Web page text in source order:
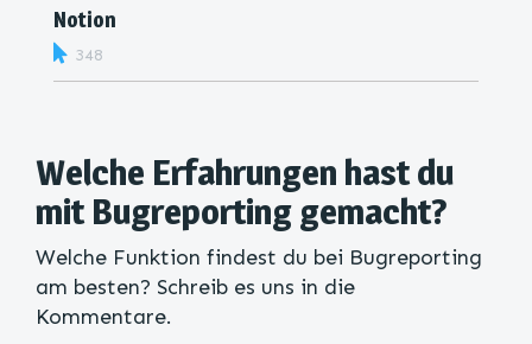
Notion
348
Welche Erfahrungen hast du
mit Bugreporting gemacht?
Welche Funktion findest du bei Bugreporting
am besten? Schreib es uns in die
Kommentare.